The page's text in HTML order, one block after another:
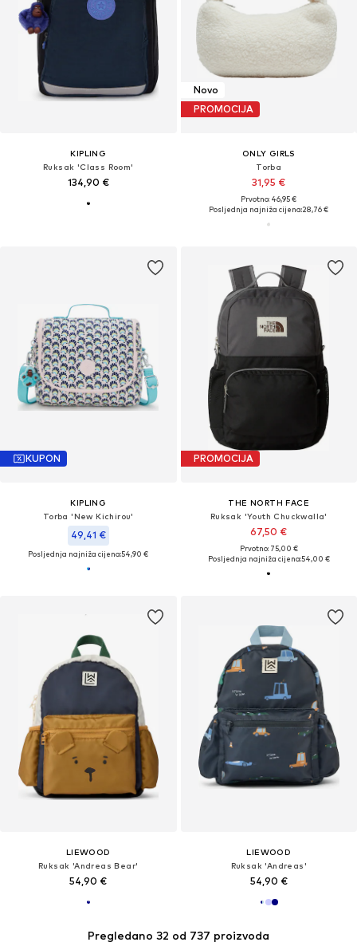
KIPLING
Ruksak 'Class Room'
134,90 €
Novo
PROMOCIJA
ONLY GIRLS
Torba
31,95 €
Prvotno: 46,95 €
Posljednja najniža cijena:28,76 €
KUPON
KIPLING
Torba 'New Kichirou'
49,41 €
Posljednja najniža cijena:54,90 €
PROMOCIJA
THE NORTH FACE
Ruksak 'Youth Chuckwalla'
67,50 €
Prvotno: 75,00 €
Posljednja najniža cijena:54,00 €
LIEWOOD
Ruksak 'Andreas Bear'
54,90 €
LIEWOOD
Ruksak 'Andreas'
54,90 €
Pregledano 32 od 737 proizvoda